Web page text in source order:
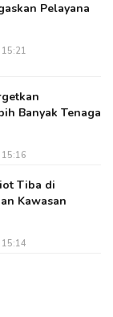
Pelayana
Banyak Tenaga
Tiba di
Kawasan